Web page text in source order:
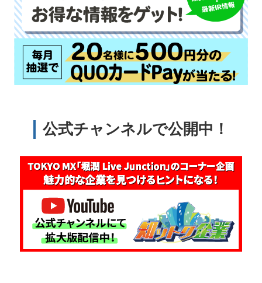
公式チャンネルで公開中！